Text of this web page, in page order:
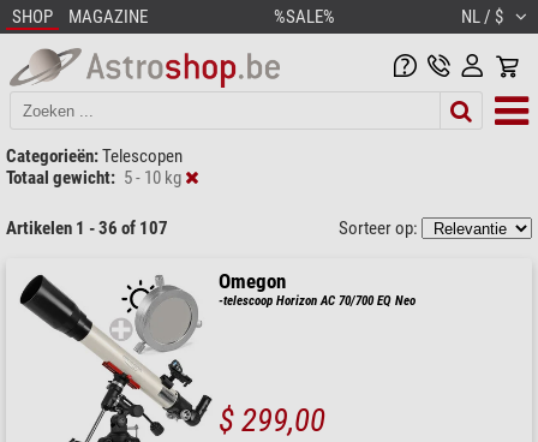
SHOP MAGAZINE %SALE% NL / $
Categorieën:Telescopen
Totaal gewicht: 5 - 10 kg
Artikelen 1 - 36 of 107 Sorteer op:
Omegon
-telescoop Horizon AC 70/700 EQ Neo
$ 299,00